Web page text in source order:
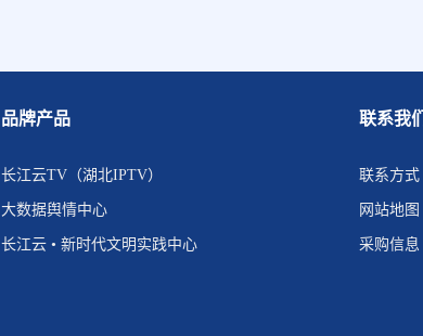
品牌产品
长江云TV（湖北IPTV）
大数据舆情中心
长江云 • 新时代文明实践中心
联系我们
联系方式
网站地图
采购信息